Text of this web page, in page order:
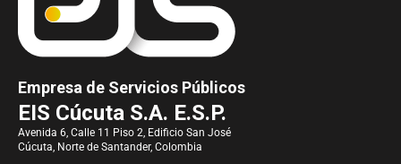
Empresa de Servicios Públicos
EIS Cúcuta S.A. E.S.P.
Avenida 6, Calle 11 Piso 2, Edificio San José
Cúcuta, Norte de Santander, Colombia